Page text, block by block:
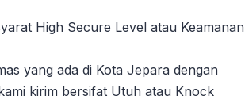
High Secure Level atau Keamanan
yang ada di Kota Jepara dengan
kirim bersifat Utuh atau Knock